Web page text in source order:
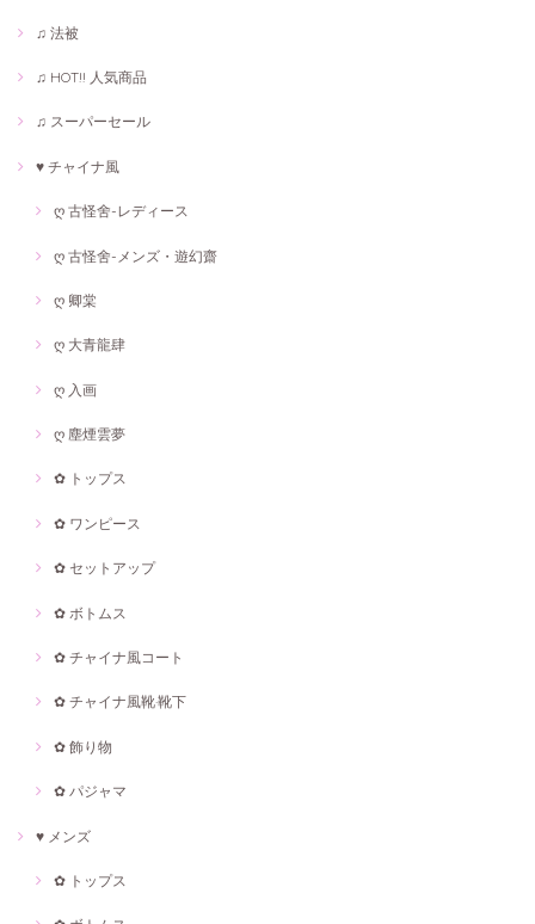
♫ 法被
♫ HOT!! 人気商品
♫ スーパーセール
♥ チャイナ風
ღ 古怪舍-レディース
ღ 古怪舍-メンズ・遊幻齋
ღ 卿棠
ღ 大青龍肆
ღ 入画
ღ 塵煙雲夢
✿ トップス
✿ ワンピース
✿ セットアップ
✿ ボトムス
✿ チャイナ風コート
✿ チャイナ風靴·靴下
✿ 飾り物
✿ パジャマ
♥ メンズ
✿ トップス